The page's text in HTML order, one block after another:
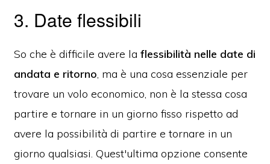
3. Date flessibili
So che è difficile avere laflessibilità nelle date di
andata e ritorno, ma è una cosa essenziale per
trovare un volo economico, non è la stessa cosa
partire e tornare in un giorno fisso rispetto ad
avere la possibilità di partire e tornare in un
giorno qualsiasi. Quest'ultima opzione consente